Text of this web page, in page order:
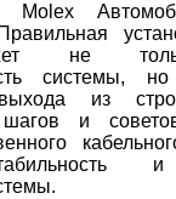
Molex
не
системы,
из
шагов и
и